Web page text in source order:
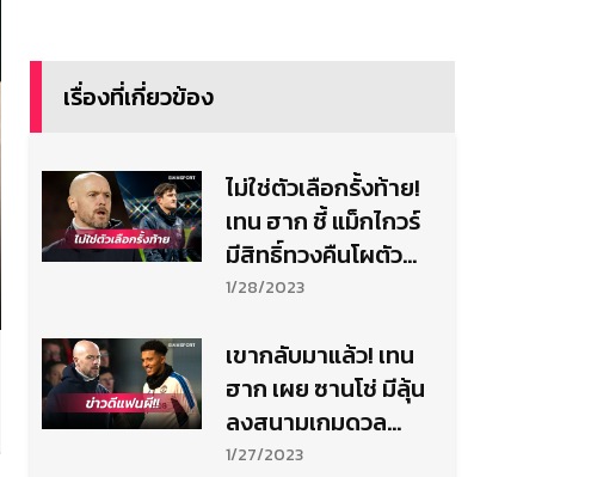
เรื่องที่เกี่ยวข้อง
ไม่ใช่ตัวเลือกรั้งท้าย!
เทน ฮาก ชี้ แม็กไกวร์
มีสิทธิ์ทวงคืนโผตัว
จริง
1/28/2023
เขากลับมาแล้ว! เทน
ฮาก เผย ซานโช่ มีลุ้น
ลงสนามเกมดวล
เรดดิ้ง
1/27/2023